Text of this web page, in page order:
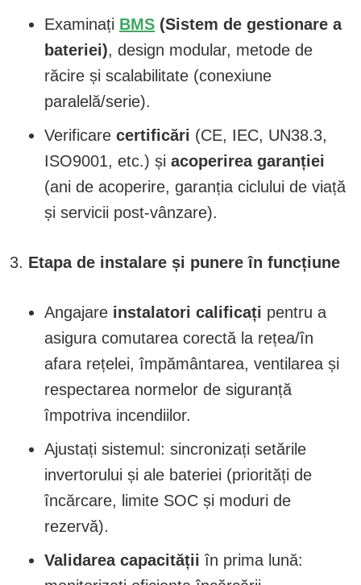
Examinați BMS (Sistem de gestionare a
bateriei), design modular, metode de
răcire și scalabilitate (conexiune
paralelă/serie).
Verificare certificări (CE, IEC, UN38.3,
ISO9001, etc.) și acoperirea garanției
(ani de acoperire, garanția ciclului de viață
și servicii post-vânzare).
Etapa de instalare și punere în funcțiune
Angajare instalatori calificați pentru a
asigura comutarea corectă la rețea/în
afara rețelei, împământarea, ventilarea și
respectarea normelor de siguranță
împotriva incendiilor.
Ajustați sistemul: sincronizați setările
invertorului și ale bateriei (priorități de
încărcare, limite SOC și moduri de
rezervă).
Validarea capacității în prima lună: